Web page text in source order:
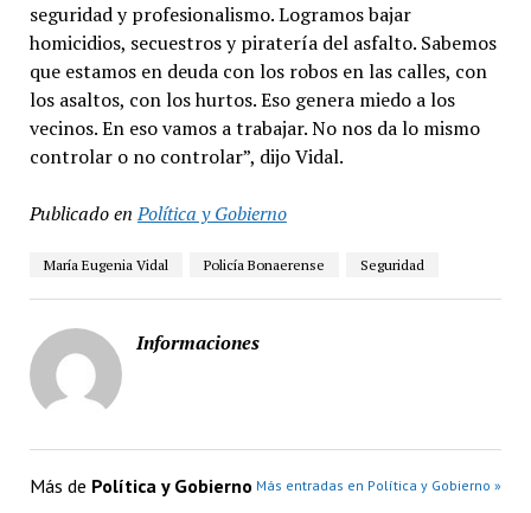
seguridad y profesionalismo. Logramos bajar
homicidios, secuestros y piratería del asfalto. Sabemos
que estamos en deuda con los robos en las calles, con
los asaltos, con los hurtos. Eso genera miedo a los
vecinos. En eso vamos a trabajar. No nos da lo mismo
controlar o no controlar”, dijo Vidal.
Publicado en Política y Gobierno
María Eugenia Vidal Policía Bonaerense Seguridad
Informaciones
Más de Política y Gobierno Más entradas en Política y Gobierno »